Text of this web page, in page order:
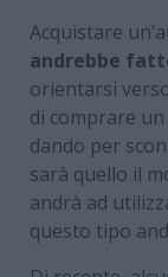
Acquistare
andrebbe
orientarsi
di comprare
dando per
sarà quello il
andrà ad
questo tipo